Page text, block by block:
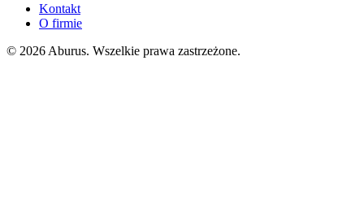
Kontakt
O firmie
© 2026 Aburus. Wszelkie prawa zastrzeżone.